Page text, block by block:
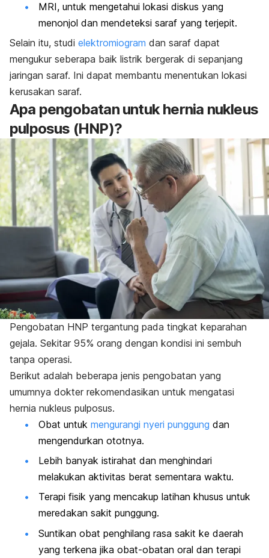
MRI, untuk mengetahui lokasi diskus yang
menonjol dan mendeteksi saraf yang terjepit.
Selain itu, studi elektromiogram dan saraf dapat
mengukur seberapa baik listrik bergerak di sepanjang
jaringan saraf. Ini dapat membantu menentukan lokasi
kerusakan saraf.
Apa pengobatan untuk hernia nukleus
pulposus (HNP)?
Pengobatan HNP tergantung pada tingkat keparahan
gejala. Sekitar 95% orang dengan kondisi ini sembuh
tanpa operasi.
Berikut adalah beberapa jenis pengobatan yang
umumnya dokter rekomendasikan untuk mengatasi
hernia nukleus pulposus.
Obat untuk mengurangi nyeri punggung dan
mengendurkan ototnya.
Lebih banyak istirahat dan menghindari
melakukan aktivitas berat sementara waktu.
Terapi fisik yang mencakup latihan khusus untuk
meredakan sakit punggung.
Suntikan obat penghilang rasa sakit ke daerah
yang terkena jika obat-obatan oral dan terapi